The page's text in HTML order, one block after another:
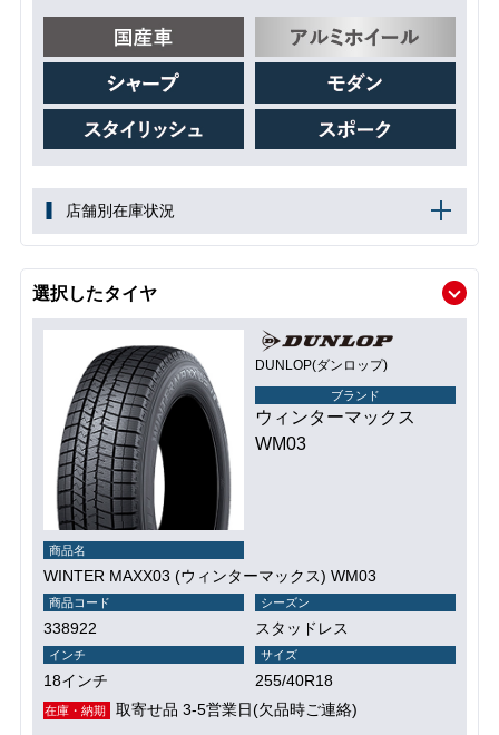
店舗別在庫状況
選択したタイヤ
DUNLOP(ダンロップ)
ブランド
ウィンターマックス
WM03
商品名
WINTER MAXX03 (ウィンターマックス) WM03
商品コード
338922
シーズン
スタッドレス
インチ
18インチ
サイズ
255/40R18
在庫・納期 取寄せ品 3-5営業日(欠品時ご連絡)